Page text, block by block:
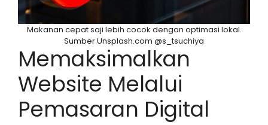
Makanan cepat saji lebih cocok dengan optimasi lokal.
Sumber Unsplash.com @s_tsuchiya
Memaksimalkan
Website Melalui
Pemasaran Digital